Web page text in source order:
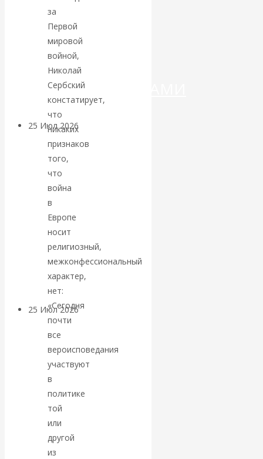
ДЕНЕГ»: КИТАЙ
ВЕДЁТ БОРЬБУ
КРИПТОВАЛЮТАМИ
25 Июл 2026
Валентин
КАтасонов.
Может ли
Америка
покинуть НАТО?
25 Июл 2026Комментарии,
интервью и беседы
«Об этом
молчат»:
экономист
Валентин
за
Первой
мировой
войной,
Николай
Сербский
констатирует,
что
никаких
признаков
того,
что
война
в
Европе
носит
религиозный,
межконфессиональный
характер,
нет:
«Сегодня
почти
все
вероисповедания
участвуют
в
политике
той
или
другой
из